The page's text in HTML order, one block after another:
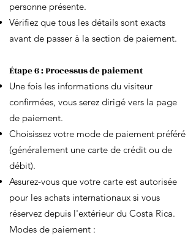
personne présente.
Vérifiez que tous les détails sont exacts
avant de passer à la section de paiement.
Étape 6 : Processus de paiement
Une fois les informations du visiteur
confirmées, vous serez dirigé vers la page
de paiement.
Choisissez votre mode de paiement préféré
(généralement une carte de crédit ou de
débit).
Assurez-vous que votre carte est autorisée
pour les achats internationaux si vous
réservez depuis l'extérieur du Costa Rica.
Modes de paiement :